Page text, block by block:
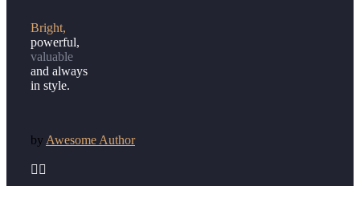
Bright,
powerful,
valuable
and always
in style.
by Awesome Author
 